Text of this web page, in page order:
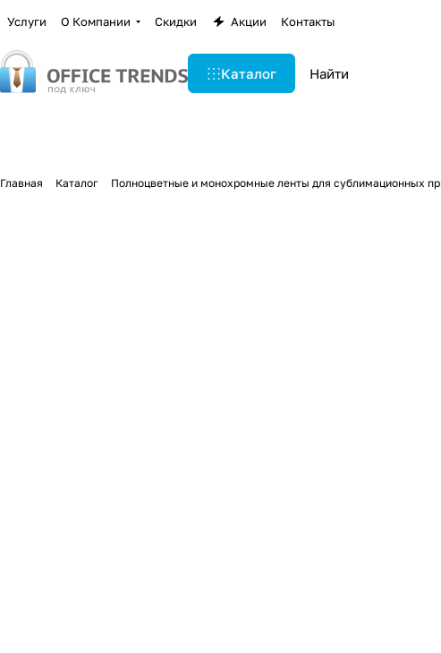
Услуги О Компании Скидки Акции Контакты
Каталог
Главная Каталог Полноцветные и монохромные ленты для сублимационных